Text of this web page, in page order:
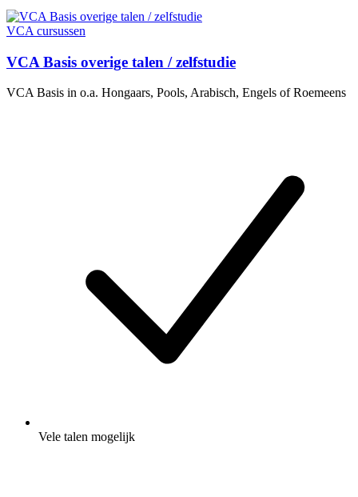
VCA cursussen
VCA Basis overige talen / zelfstudie
VCA Basis in o.a. Hongaars, Pools, Arabisch, Engels of Roemeens
Vele talen mogelijk